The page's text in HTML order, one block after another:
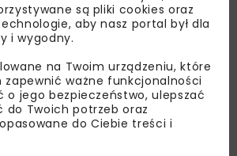
więcej?
są pliki cookies oraz
aby nasz portal był dla
i wygodny.
na Twoim urządzeniu, które
ważne funkcjonalności
o jego bezpieczeństwo, ulepszać
do Twoich potrzeb oraz
do Ciebie treści i